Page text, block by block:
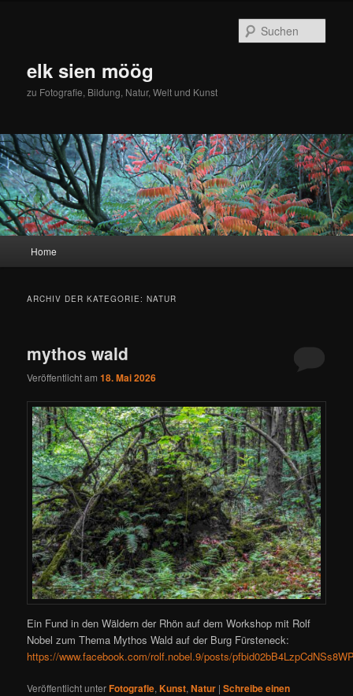
elk sien möög
zu Fotografie, Bildung, Natur, Welt und Kunst
Home
ARCHIV DER KATEGORIE:NATUR
mythos wald
Veröffentlicht am18. Mai 2026
Ein Fund in den Wäldern der Rhön auf dem Workshop mit Rolf
Nobel zum Thema Mythos Wald auf der Burg Fürsteneck:
https://www.facebook.com/rolf.nobel.9/posts/
Veröffentlicht unterFotografie,Kunst,Natur |Schreibe einen